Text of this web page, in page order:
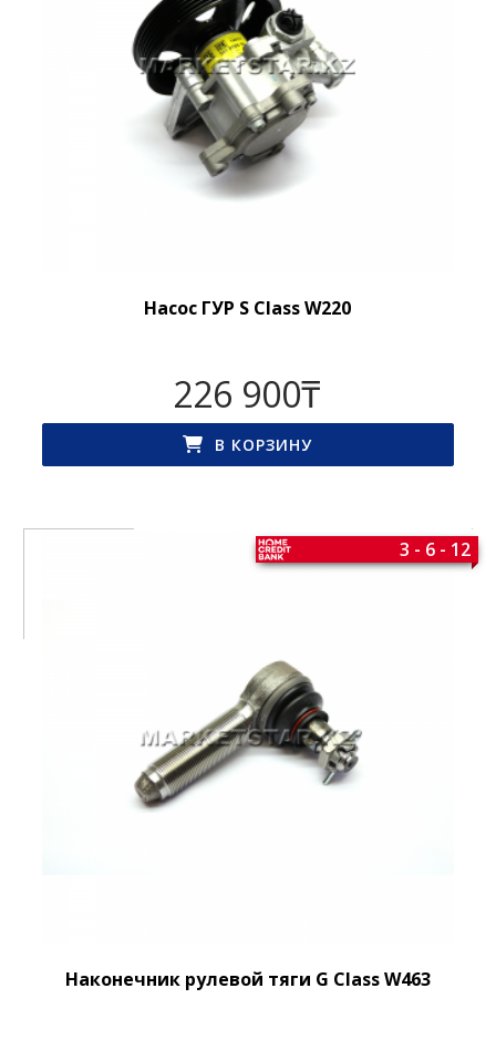
Насос ГУР S Class W220
226 900₸
В КОРЗИНУ
Наконечник рулевой тяги G Class W463
3 - 6 - 12